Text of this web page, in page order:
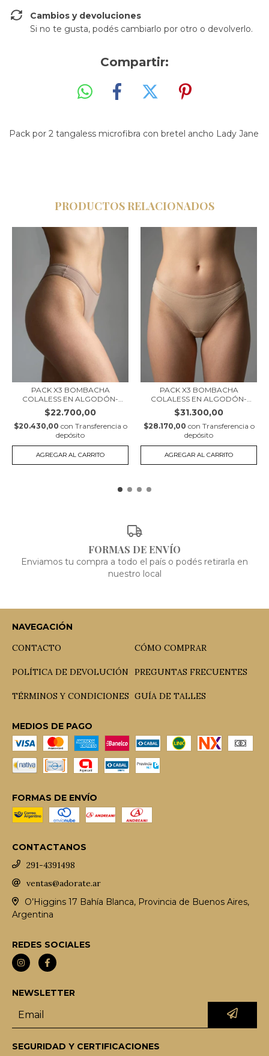
Cambios y devoluciones
Si no te gusta, podés cambiarlo por otro o devolverlo.
Compartir:
Pack por 2 tangaless microfibra con bretel ancho Lady Jane
PRODUCTOS RELACIONADOS
PACK X3 BOMBACHA
COLALESS EN ALGODÓN-
LYC...
$22.700,00
$20.430,00 con Transferencia o
depósito
AGREGAR AL CARRITO
PACK X3 BOMBACHA
COLALESS EN ALGODÓN-
LYC...
$31.300,00
$28.170,00 con Transferencia o
depósito
AGREGAR AL CARRITO
FORMAS DE ENVÍO
Enviamos tu compra a todo el país o podés retirarla en
nuestro local
NAVEGACIÓN
CONTACTO
CÓMO COMPRAR
POLÍTICA DE DEVOLUCIÓN PREGUNTAS FRECUENTES
TÉRMINOS Y CONDICIONES GUÍA DE TALLES
MEDIOS DE PAGO
FORMAS DE ENVÍO
CONTACTANOS
291-4391498
ventas@adorate.ar
O’Higgins 17 Bahía Blanca, Provincia de Buenos Aires,
Argentina
REDES SOCIALES
NEWSLETTER
SEGURIDAD Y CERTIFICACIONES